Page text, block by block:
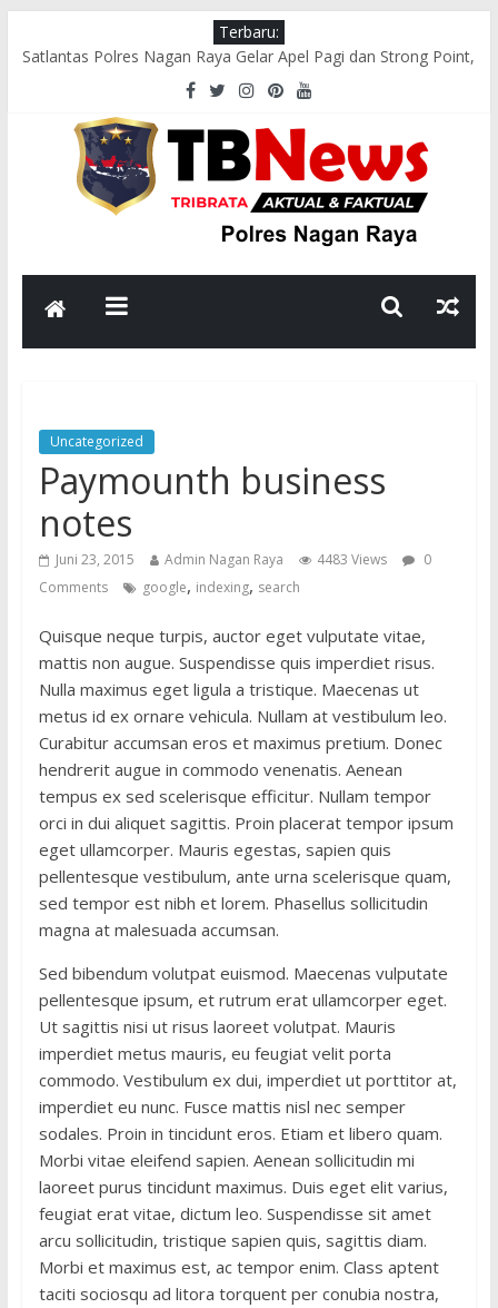
Terbaru:
Satlantas Polres Nagan Raya Gelar Apel Pagi dan Strong Point,
Pastikan Arus Lalu Lintas Lancar
Tim Patroli Perintis Presisi Sat Samapta Polres Nagan Raya
Gelar Patroli Guantibmas
Satlantas Polres Nagan Raya Laksanakan Pengaturan Lalu
Lintas di Titik Keramaian
Polsek Darul Makmur Sosialisasikan Pencegahan Karhutla
Bhabinkamtibmas Polsek Darul Makmur Sambangi Warga
Desa Alue Bilie, Sampaikan Pesan Kamtibmas
Uncategorized
Paymounth business
notes
Juni 23, 2015 Admin Nagan Raya 4483 Views
0
Comments
google, indexing, search
Quisque neque turpis, auctor eget vulputate vitae,
mattis non augue. Suspendisse quis imperdiet risus.
Nulla maximus eget ligula a tristique. Maecenas ut
metus id ex ornare vehicula. Nullam at vestibulum leo.
Curabitur accumsan eros et maximus pretium. Donec
hendrerit augue in commodo venenatis. Aenean
tempus ex sed scelerisque efficitur. Nullam tempor
orci in dui aliquet sagittis. Proin placerat tempor ipsum
eget ullamcorper. Mauris egestas, sapien quis
pellentesque vestibulum, ante urna scelerisque quam,
sed tempor est nibh et lorem. Phasellus sollicitudin
magna at malesuada accumsan.
Sed bibendum volutpat euismod. Maecenas vulputate
pellentesque ipsum, et rutrum erat ullamcorper eget.
Ut sagittis nisi ut risus laoreet volutpat. Mauris
imperdiet metus mauris, eu feugiat velit porta
commodo. Vestibulum ex dui, imperdiet ut porttitor at,
imperdiet eu nunc. Fusce mattis nisl nec semper
sodales. Proin in tincidunt eros. Etiam et libero quam.
Morbi vitae eleifend sapien. Aenean sollicitudin mi
laoreet purus tincidunt maximus. Duis eget elit varius,
feugiat erat vitae, dictum leo. Suspendisse sit amet
arcu sollicitudin, tristique sapien quis, sagittis diam.
Morbi et maximus est, ac tempor enim. Class aptent
taciti sociosqu ad litora torquent per conubia nostra,